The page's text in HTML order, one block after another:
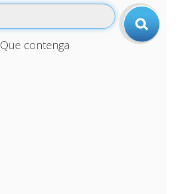
Que contenga